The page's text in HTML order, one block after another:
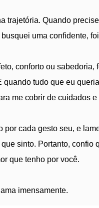
trajetória. Quando
uma confidente,
conforto ou sabedoria,
quando tudo que eu
me cobrir de cuidados e
por cada gesto seu, e
sinto. Portanto, confio
que tenho por você.
imensamente.